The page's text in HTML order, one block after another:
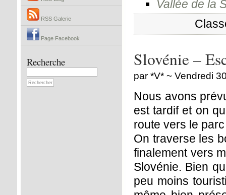
RSS Galerie
Page Facebook
Recherche
Vallée de la
Slovénie –
par *V* ~ Vendredi
Nous avons
est tardif et on
route vers le
On traverse les
finalement vers
Slovénie. Bien
peu moins